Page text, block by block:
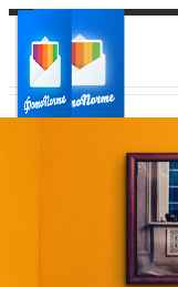
Ваш регион доставки
Выберите из списка: